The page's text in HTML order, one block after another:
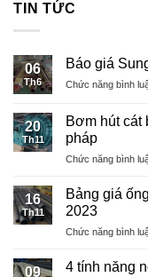
TIN TỨC
06
Th6
Báo giá
Chức năng bình
20
Th11
Bơm hút cát
pháp
Chức năng bình
16
Th11
Bảng giá
2023
Chức năng bình
09 4 tính năng